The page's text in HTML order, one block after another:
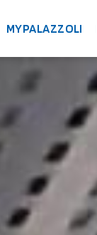
MYPALAZZOLI